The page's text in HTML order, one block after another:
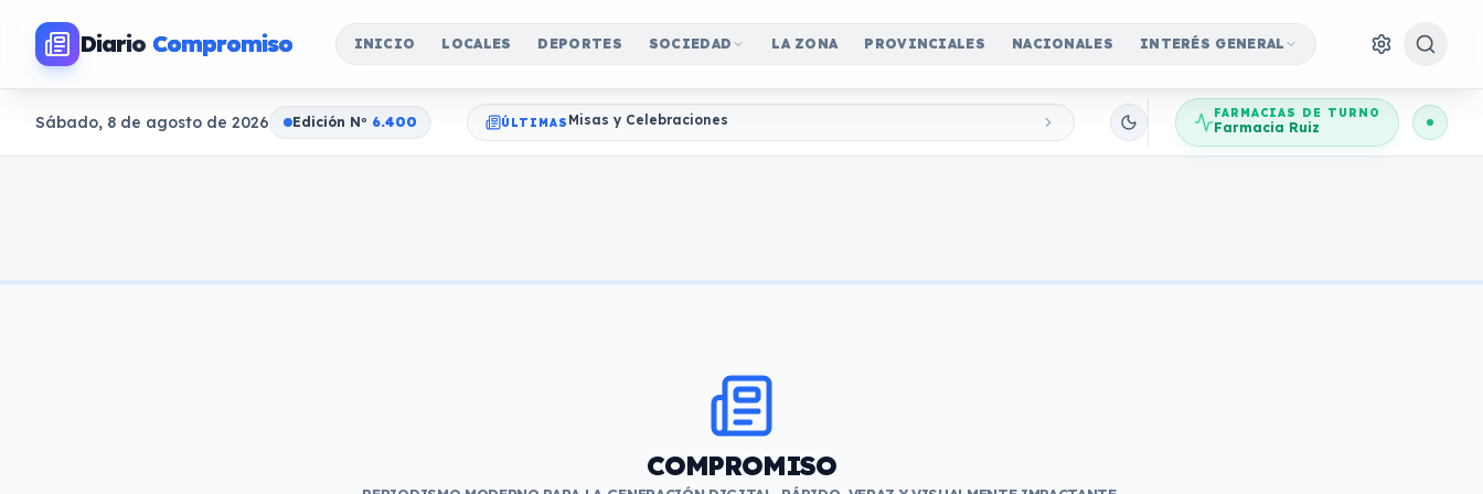
Diario Compromiso INICIO LOCALES DEPORTES SOCIEDAD LA ZONA PROVINCIALES NACIONALES INTERÉS GENERAL
Sábado, 8 de agosto de 2026 Edición No 6.400 ÚLTIMAS Misas y Celebraciones FARMACIAS DE TURNO
Farmacia Ruiz
COMPROMISO